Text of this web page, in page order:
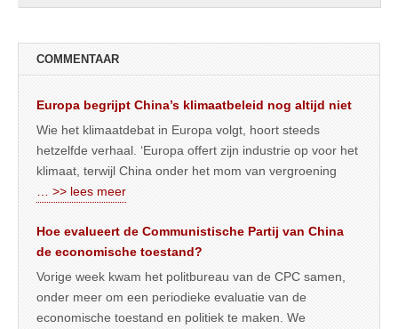
COMMENTAAR
Europa begrijpt China’s klimaatbeleid nog altijd niet
Wie het klimaatdebat in Europa volgt, hoort steeds
hetzelfde verhaal. ‘Europa offert zijn industrie op voor het
klimaat, terwijl China onder het mom van vergroening
… >> lees meer
Hoe evalueert de Communistische Partij van China
de economische toestand?
Vorige week kwam het politbureau van de CPC samen,
onder meer om een periodieke evaluatie van de
economische toestand en politiek te maken. We